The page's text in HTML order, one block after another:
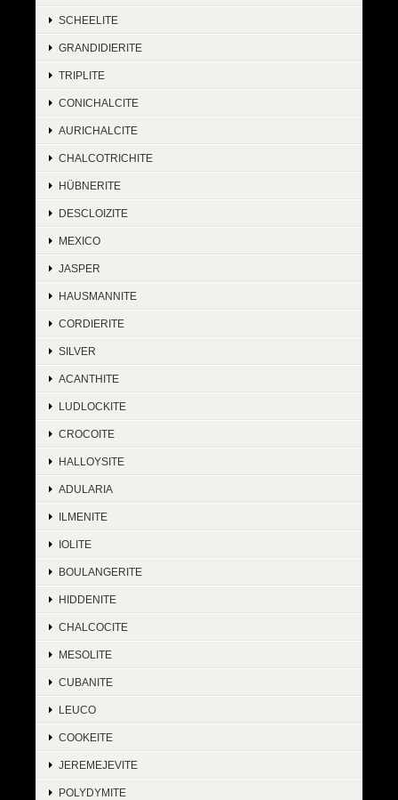
SCHEELITE
GRANDIDIERITE
TRIPLITE
CONICHALCITE
AURICHALCITE
CHALCOTRICHITE
HÜBNERITE
DESCLOIZITE
MEXICO
JASPER
HAUSMANNITE
CORDIERITE
SILVER
ACANTHITE
LUDLOCKITE
CROCOITE
HALLOYSITE
ADULARIA
ILMENITE
IOLITE
BOULANGERITE
HIDDENITE
CHALCOCITE
MESOLITE
CUBANITE
LEUCO
COOKEITE
JEREMEJEVITE
POLYDYMITE